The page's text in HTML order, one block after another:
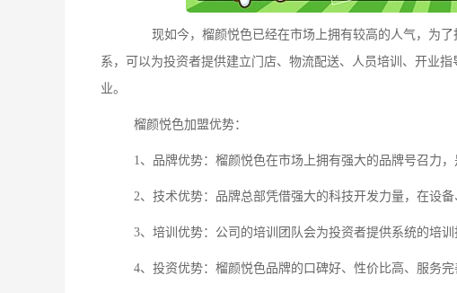
现如今，榴颜悦色已经在市场上拥有较高的人气，为了
系，可以为投资者提供建立门店、物流配送、人员培训、开业
业。
榴颜悦色加盟优势：
1、品牌优势：榴颜悦色在市场上拥有强大的品牌号召力，
2、技术优势：品牌总部凭借强大的科技开发力量，在设
3、培训优势：公司的培训团队会为投资者提供系统的培训
4、投资优势：榴颜悦色品牌的口碑好、性价比高、服务